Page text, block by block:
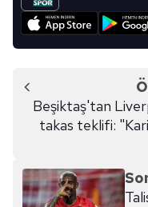
Beşiktaş'tan
takas teklifi: